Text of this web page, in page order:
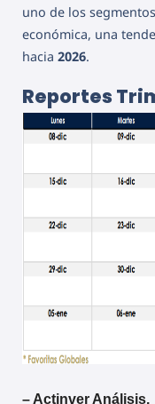
uno de los
económica, una
hacia 2026.
Reportes
– Actinver Análisis.